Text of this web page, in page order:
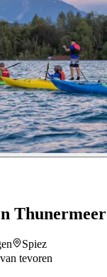
Thunermeer
Spiez
tevoren